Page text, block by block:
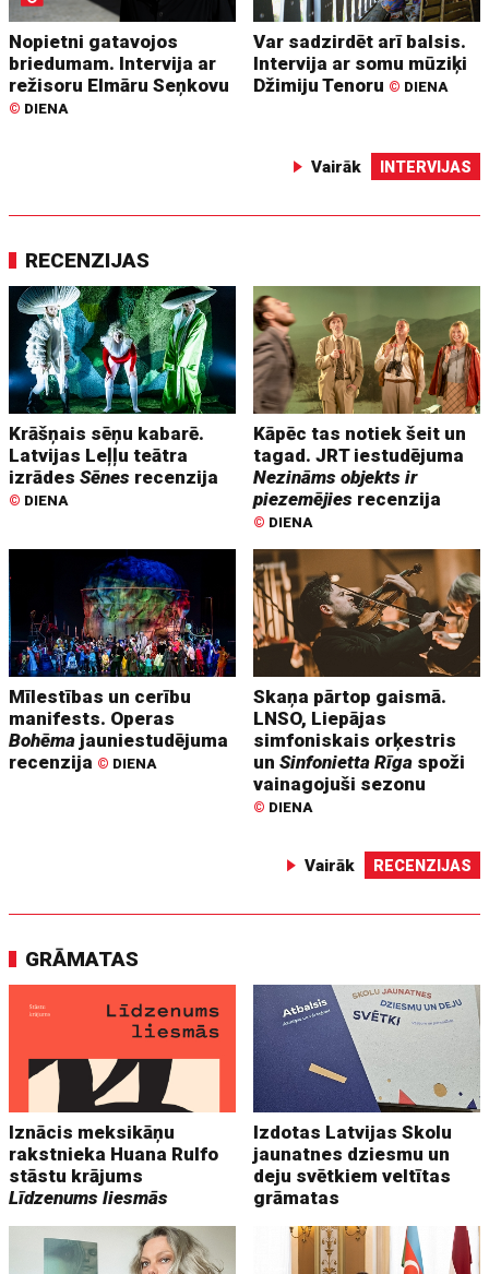
Nopietni gatavojos
briedumam. Intervija ar
režisoru Elmāru Seņkovu
© DIENA
Var sadzirdēt arī balsis.
Intervija ar somu mūziķi
Džimiju Tenoru © DIENA
Vairāk INTERVIJAS
RECENZIJAS
Krāšņais sēņu kabarē.
Latvijas Leļļu teātra
izrādesSēnes recenzija
© DIENA
Kāpēc tas notiek šeit un
tagad. JRT iestudējuma
Nezināms objekts ir
piezemējies recenzija
© DIENA
Mīlestības un cerību
manifests. Operas
Bohēma jauniestudējuma
recenzija © DIENA
Skaņa pārtop gaismā.
LNSO, Liepājas
simfoniskais orķestris
unSinfonietta Rīga spoži
vainagojuši sezonu
© DIENA
Vairāk RECENZIJAS
GRĀMATAS
Iznācis meksikāņu
rakstnieka Huana Rulfo
stāstu krājums
Līdzenums liesmās
Izdotas Latvijas Skolu
jaunatnes dziesmu un
deju svētkiem veltītas
grāmatas